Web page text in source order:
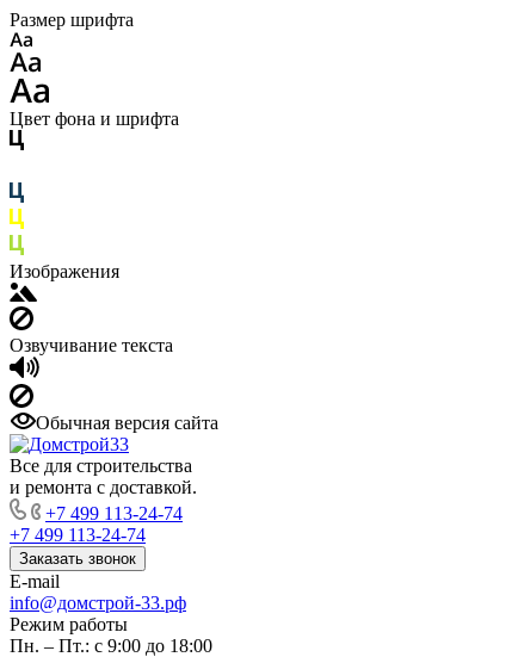
Размер шрифта
Цвет фона и шрифта
Изображения
Озвучивание текста
Обычная версия сайта
Все для строительства
и ремонта с доставкой.
+7 499 113-24-74
+7 499 113-24-74
Заказать звонок
E-mail
info@домстрой-33.рф
Режим работы
Пн. – Пт.: с 9:00 до 18:00